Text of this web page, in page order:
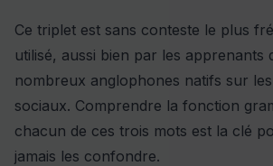
Ce triplet est sans conteste le plus
utilisé, aussi bien par les apprenants
nombreux anglophones natifs sur
sociaux. Comprendre la fonction
chacun de ces trois mots est la clé
jamais les confondre.